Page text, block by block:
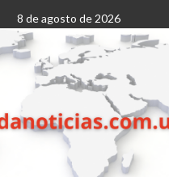
8 de agosto de 2026